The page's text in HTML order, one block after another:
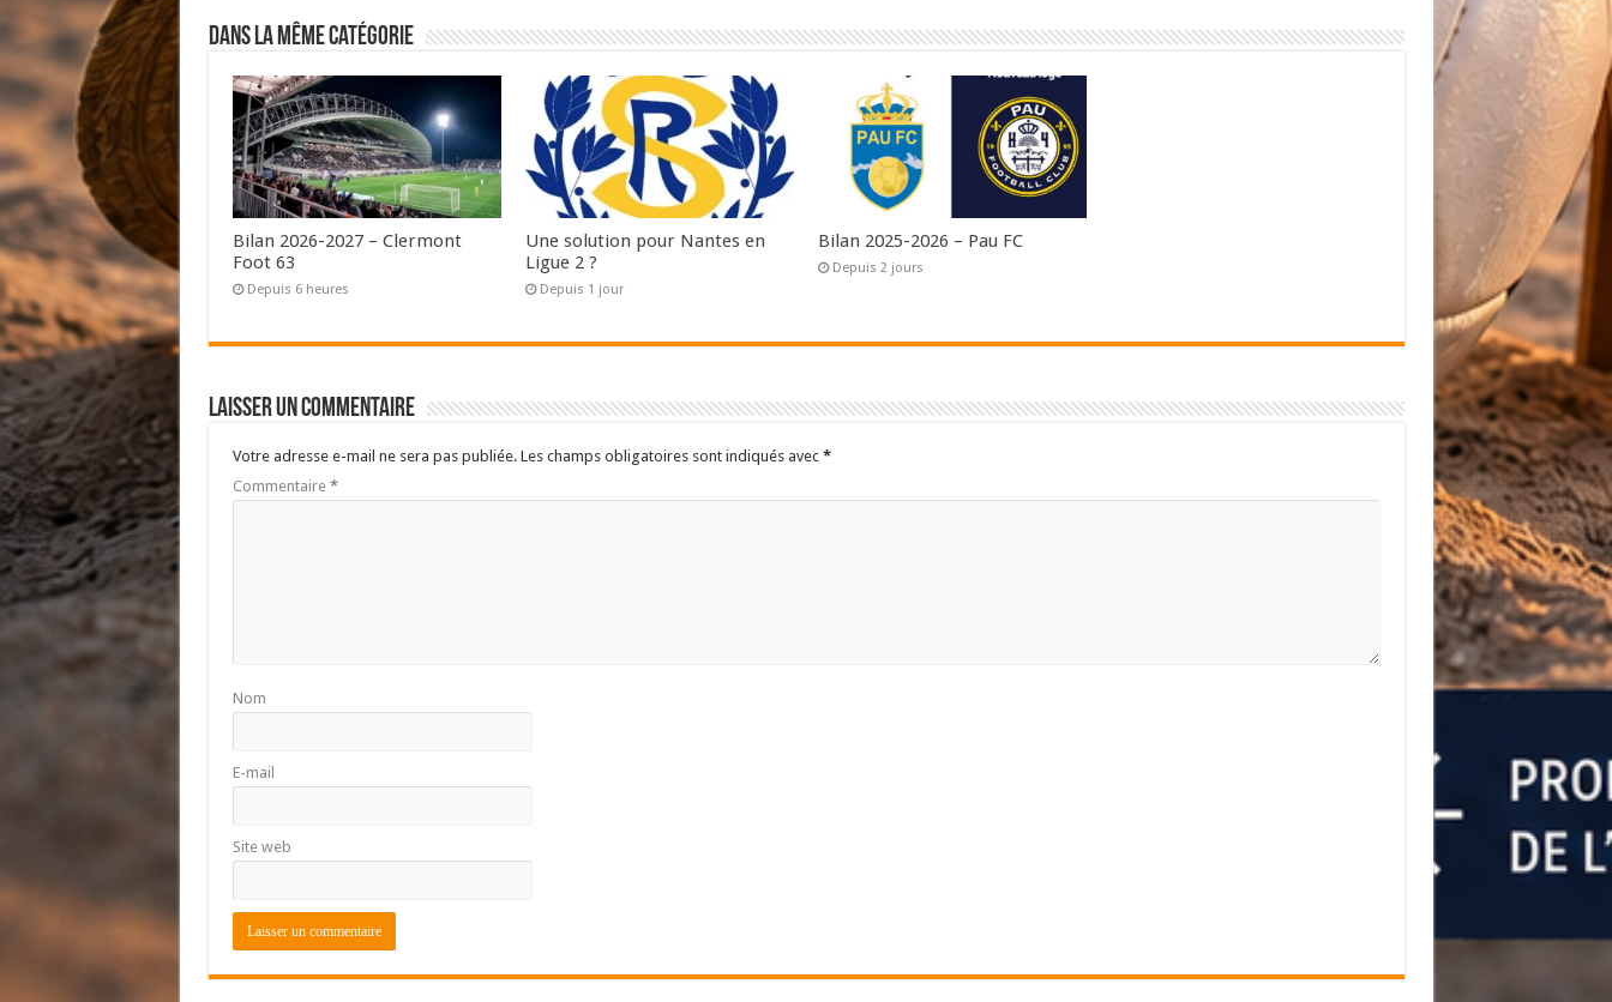
Dans la même catégorie
Bilan 2026-2027 – Clermont
Foot 63
Depuis 6 heures
Une solution pour Nantes en
Ligue 2 ?
Depuis 1 jour
Bilan 2025-2026 – Pau FC
Depuis 2 jours
Laisser un commentaire
Votre adresse e-mail ne sera pas publiée. Les champs obligatoires sont indiqués avec *
Commentaire *
Nom
E-mail
Site web